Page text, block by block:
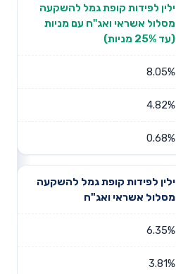
ילין לפידות קופת גמל להשקעה
מסלול אשראי ואג"ח עם מניות
(עד 25% מניות)
8.05%
4.82%
0.68%
ילין לפידות קופת גמל להשקעה
מסלול אשראי ואג"ח
6.35%
3.81%